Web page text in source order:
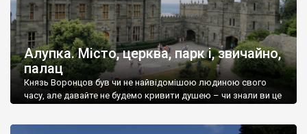
Алупка. Місто, церква, парк і, звичайно,
палац
Князь Воронцов був чи не найвідомішою людиною свого
часу, але давайте не будемо кривити душею – чи знали ви це